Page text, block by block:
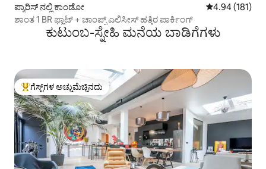
ಪ್ಯಾರಿಸ್ ನಲ್ಲಿ ಕಾಂಡೋ 5 ರಲ್ಲಿ 4.94
4.94 (181)
ಶಾಂತ 1 BR ಫ್ಲಾಟ್ + ಚಾಂಪ್ಸ್ ಎಲಿಸೀಸ್ ಹತ್ತಿರ ಪಾರ್ಕಿಂಗ್
ಕುಟುಂಬ-ಸ್ನೇಹಿ ಮನೆಯ ಬಾಡಿಗೆಗಳು
ಗೆಸ್ಟ್‌ಗಳಿಗೆ ಅತಿ ಹೆಚ್ಚು ಅಚ್ಚುಮೆಚ್ಚಿನದು
ಗೆಸ್ಟ್‌ಗಳ ಅಚ್ಚುಮೆಚ್ಚಿನದು